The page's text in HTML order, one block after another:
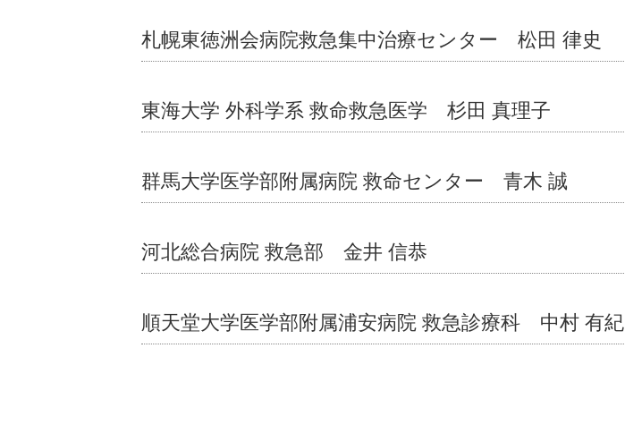
札幌東徳洲会病院救急集中治療センター 松田 律史
東海大学 外科学系 救命救急医学 杉田 真理子
群馬大学医学部附属病院 救命センター 青木 誠
河北総合病院 救急部 金井 信恭
順天堂大学医学部附属浦安病院 救急診療科 中村 有紀